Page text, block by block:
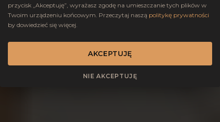
przycisk „Akceptuję”, wyrażasz zgodę na umieszczanie tych plików w
Twoim urządzeniu końcowym. Przeczytaj naszą politykę prywatności
by dowiedzieć się więcej.
AKCEPTUJĘ
NIE AKCEPTUJĘ